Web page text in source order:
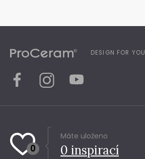
DESIGN FOR YOU
0
Máte uloženo
0 inspirací